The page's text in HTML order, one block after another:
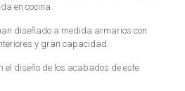
en cocina.
diseñado a medida armarios con
y gran capacidad.
el diseño de los acabados de este